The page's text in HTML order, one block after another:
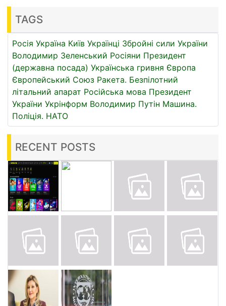
TAGS
Росія Україна Київ Українці Збройні сили України
Володимир Зеленський Росіяни Президент
(державна посада) Українська гривня Європа
Європейський Союз Ракета. Безпілотний
літальний апарат Російська мова Президент
України Укрінформ Володимир Путін Машина.
Поліція. НАТО
RECENT POSTS